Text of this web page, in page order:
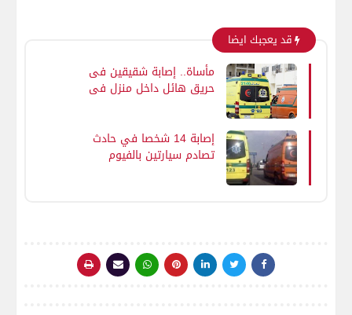
قد يعجبك ايضا
مأساة.. إصابة شقيقين فى
حريق هائل داخل منزل فى
إصابة 14 شخصا في حادث
تصادم سيارتين بالفيوم